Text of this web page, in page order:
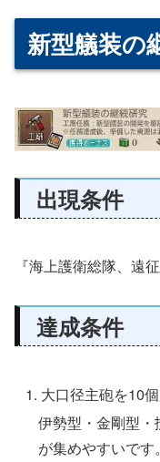
新型艤装の
出現条件
『海上護衛総隊、遠
達成条件
大口径主砲を10
伊勢型・金剛型・
が集めやすいです。